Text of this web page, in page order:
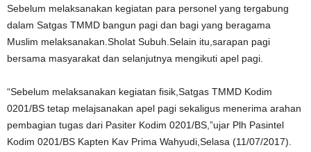
Sebelum melaksanakan kegiatan para personel yang tergabung
dalam Satgas TMMD bangun pagi dan bagi yang beragama
Muslim melaksanakan.Sholat Subuh.Selain itu,sarapan pagi
bersama masyarakat dan selanjutnya mengikuti apel pagi.
“Sebelum melaksanakan kegiatan fisik,Satgas TMMD Kodim
0201/BS tetap melajsanakan apel pagi sekaligus menerima arahan
pembagian tugas dari Pasiter Kodim 0201/BS,”ujar Plh Pasintel
Kodim 0201/BS Kapten Kav Prima Wahyudi,Selasa (11/07/2017).